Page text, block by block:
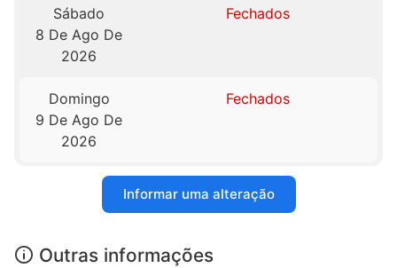
Sábado
8 De Ago De
2026
Fechados
Domingo
9 De Ago De
2026
Fechados
Informar uma alteração
Outras informações